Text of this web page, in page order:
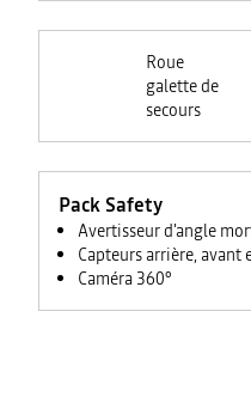
Roue
galette de
secours
Pack Safety
Avertisseur d'angle
Capteurs arrière, avant
Caméra 360°